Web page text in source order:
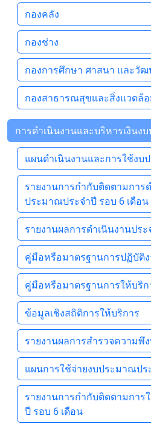
กองคลัง
กองช่าง
กองการศึกษา ศาสนา และวั
กองสาธารณสุขและสิ่งแวดล้
การดำเนินงานและบริหารเงินง
แผนดำเนินงานและการใช้งบ
รายงานการกำกับติดตามการ
ประมาณประจำปี รอบ 6 เดือน
รายงานผลการดำเนินงานประ
คู่มือหรือมาตรฐานการปฏิบัติ
คู่มือหรือมาตรฐานการให้บริก
ข้อมูลเชิงสถิติการให้บริการ
รายงานผลการสำรวจความพึ
แผนการใช้จ่ายงบประมาณปร
รายงานการกำกับติดตามการ
ปี รอบ 6 เดือน